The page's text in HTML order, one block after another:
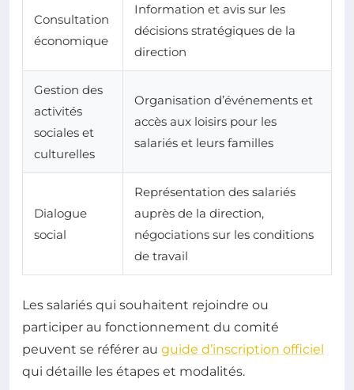
Consultation
économique
Information et avis sur les
décisions stratégiques de la
direction
Gestion des
activités
sociales et
culturelles
Organisation d’événements et
accès aux loisirs pour les
salariés et leurs familles
Dialogue
social
Représentation des salariés
auprès de la direction,
négociations sur les conditions
de travail
Les salariés qui souhaitent rejoindre ou
participer au fonctionnement du comité
peuvent se référer au guide d’inscription officiel
qui détaille les étapes et modalités.